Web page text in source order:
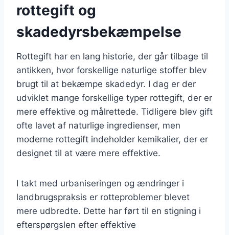
rottegift og
skadedyrsbekæmpelse
Rottegift har en lang historie, der går tilbage til
antikken, hvor forskellige naturlige stoffer blev
brugt til at bekæmpe skadedyr. I dag er der
udviklet mange forskellige typer rottegift, der er
mere effektive og målrettede. Tidligere blev gift
ofte lavet af naturlige ingredienser, men
moderne rottegift indeholder kemikalier, der er
designet til at være mere effektive.
I takt med urbaniseringen og ændringer i
landbrugspraksis er rotteproblemer blevet
mere udbredte. Dette har ført til en stigning i
efterspørgslen efter effektive